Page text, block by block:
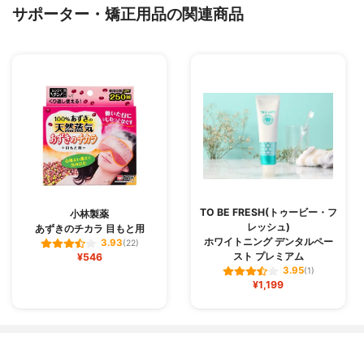
サポーター・矯正用品の関連商品
小林製薬
あずきのチカラ 目もと用
3.93(22)
¥546
TO BE FRESH(トゥービー・フ
レッシュ)
ホワイトニング デンタルペー
スト プレミアム
3.95(1)
¥1,199